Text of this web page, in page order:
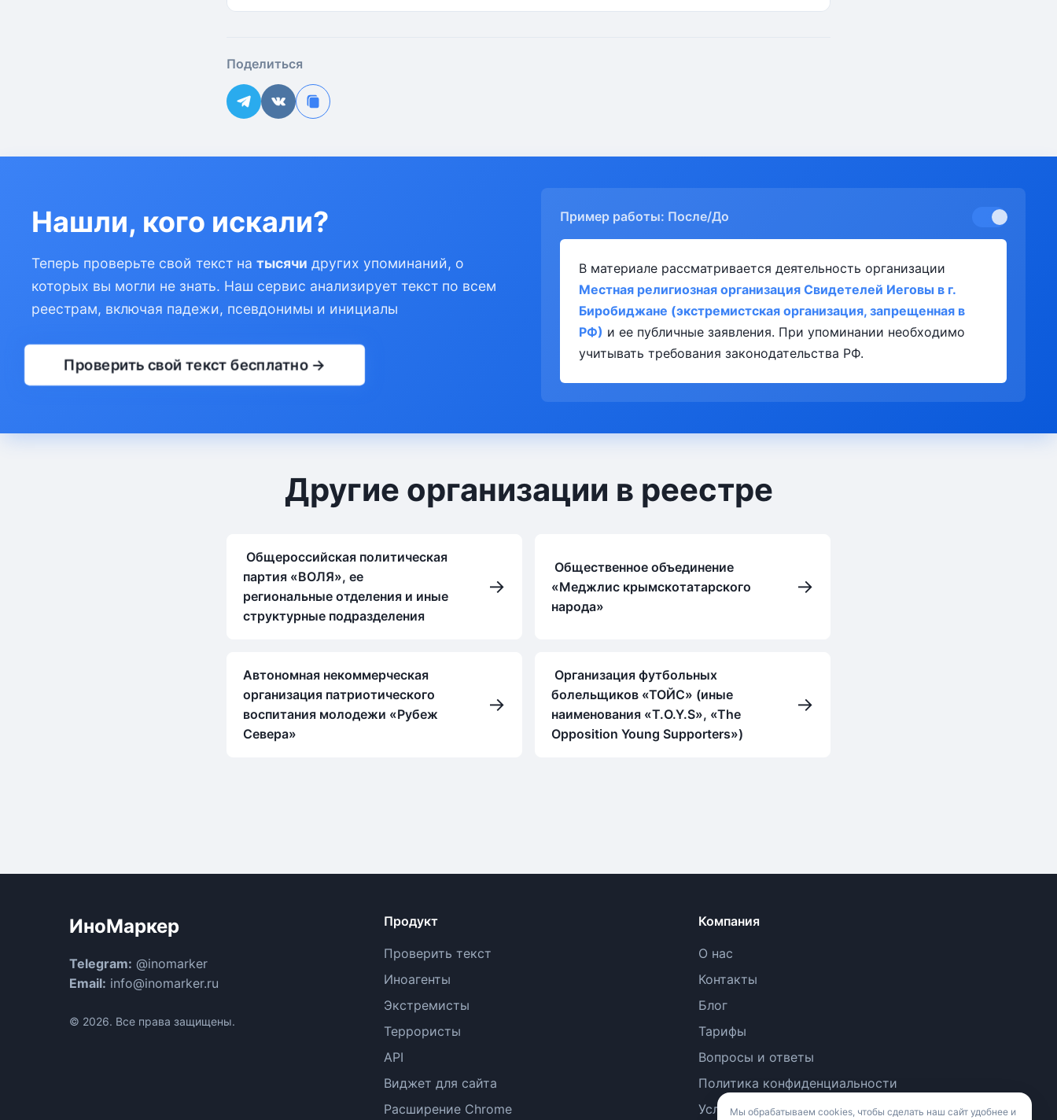
Поделиться
Нашли, кого искали?
Теперь проверьте свой текст на тысячи других упоминаний, о
которых вы могли не знать. Наш сервис анализирует текст по всем
реестрам, включая падежи, псевдонимы и инициалы
Проверить свой текст бесплатно →
Пример работы: После/До
В материале рассматривается деятельность организации
Местная религиозная организация Свидетелей Иеговы в г.
Биробиджане (экстремистская организация, запрещенная в
РФ) и ее публичные заявления. При упоминании необходимо
учитывать требования законодательства РФ.
Другие организации в реестре
Общероссийская политическая
партия «ВОЛЯ», ее
региональные отделения и иные
структурные подразделения
→
Общественное объединение
«Меджлис крымскотатарского
народа»
→
Автономная некоммерческая
организация патриотического
воспитания молодежи «Рубеж
Севера»
→
Организация футбольных
болельщиков «ТОЙС» (иные
наименования «T.O.Y.S», «The
Opposition Young Supporters»)
→
ИноМаркер
Telegram: @inomarker
Email: info@inomarker.ru
© 2026. Все права защищены.
Продукт
Проверить текст
Иноагенты
Экстремисты
Террористы
API
Виджет для сайта
Расширение Chrome
Компания
О нас
Контакты
Блог
Тарифы
Вопросы и ответы
Политика конфиденциальности
Условия использования
Мы обрабатываем cookies, чтобы сделать наш сайт удобнее и